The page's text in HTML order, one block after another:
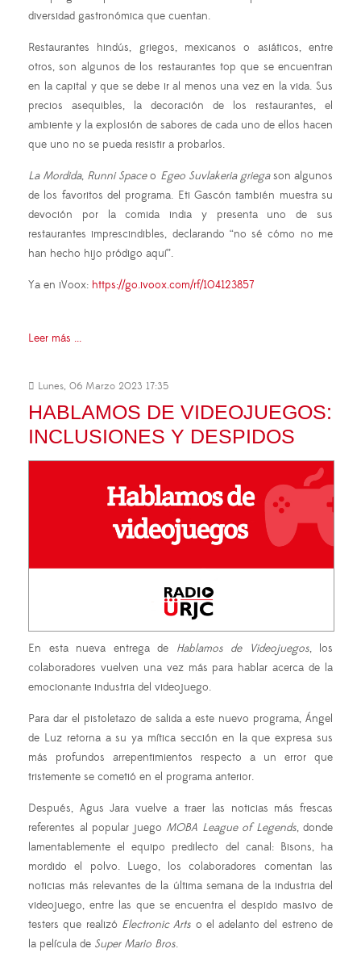
diversidad gastronómica que cuentan.
Restaurantes hindús, griegos, mexicanos o asiáticos, entre
otros, son algunos de los restaurantes top que se encuentran
en la capital y que se debe ir al menos una vez en la vida. Sus
precios asequibles, la decoración de los restaurantes, el
ambiente y la explosión de sabores de cada uno de ellos hacen
que uno no se pueda resistir a probarlos.
La Mordida, Runni Spaceo Egeo Suvlakeria griegason algunos
de los favoritos del programa. Eti Gascón también muestra su
devoción por la comida india y presenta uno de sus
restaurantes imprescindibles, declarando “no sé cómo no me
han hecho hijo pródigo aquí”.
Ya en iVoox: https://go.ivoox.com/rf/104123857
Leer más ...
Lunes, 06 Marzo 2023 17:35
HABLAMOS DE VIDEOJUEGOS:
INCLUSIONES Y DESPIDOS
En esta nueva entrega de Hablamos de Videojuegos, los
colaboradores vuelven una vez más para hablar acerca de la
emocionante industria del videojuego.
Para dar el pistoletazo de salida a este nuevo programa, Ángel
de Luz retorna a su ya mítica sección en la que expresa sus
más profundos arrepentimientos respecto a un error que
tristemente se cometió en el programa anterior.
Después, Agus Jara vuelve a traer las noticias más frescas
referentes al popular juego MOBA League of Legends, donde
lamentablemente el equipo predilecto del canal: Bisons, ha
mordido el polvo. Luego, los colaboradores comentan las
noticias más relevantes de la última semana de la industria del
videojuego, entre las que se encuentra el despido masivo de
testers que realizó Electronic Arts o el adelanto del estreno de
la película de Super Mario Bros.